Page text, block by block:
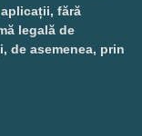
fără
legală de
de asemenea, prin